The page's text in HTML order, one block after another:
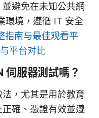
避免在未知公共網
環境，遵循 IT 安全
指南与最佳观看平
平台对比
伺服器測試嗎？
，尤其是用於教育
確、憑證有效並遵